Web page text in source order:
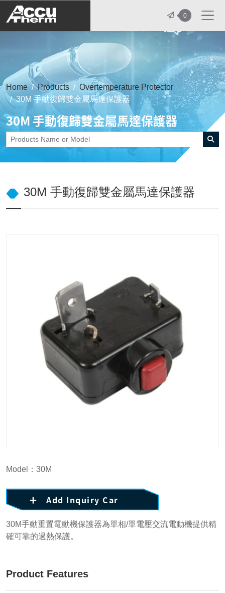
志禾工業股份有限公司 -
0
Home Products
Overtemperature Protector
30M 手動復歸雙金屬馬達保護器
30M 手動復歸雙金屬馬達保護器
30M 手動復歸雙金屬馬達保護器
30M手動重置電動機保護器為單相/單電壓交流電動機提供精
確可靠的過熱保護。
Product Features
Model：30M
Add Inquiry Car